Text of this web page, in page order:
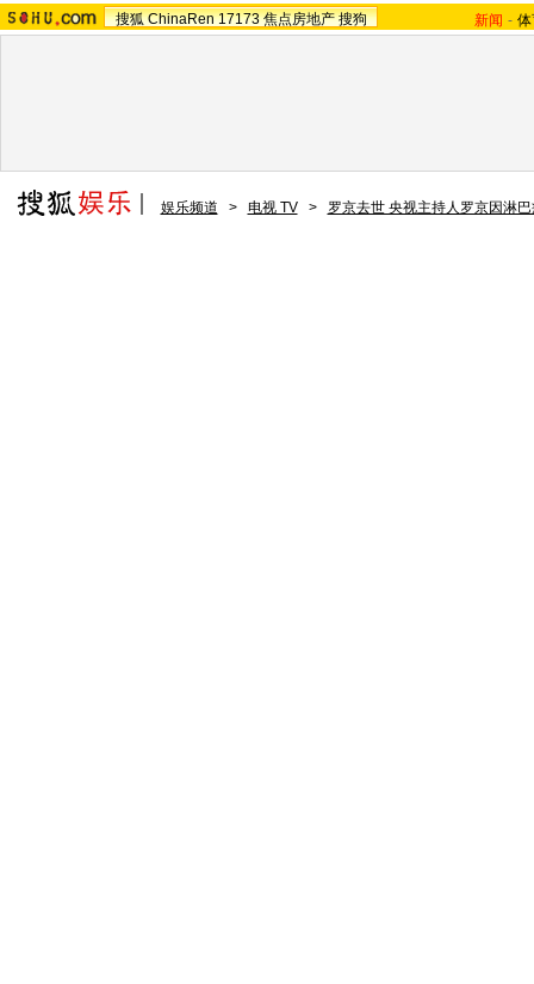
搜狐 ChinaRen 17173 焦点房地产 搜狗 新闻 -
娱乐频道 > 电视 TV > 罗京去世 央视主持人罗京因淋